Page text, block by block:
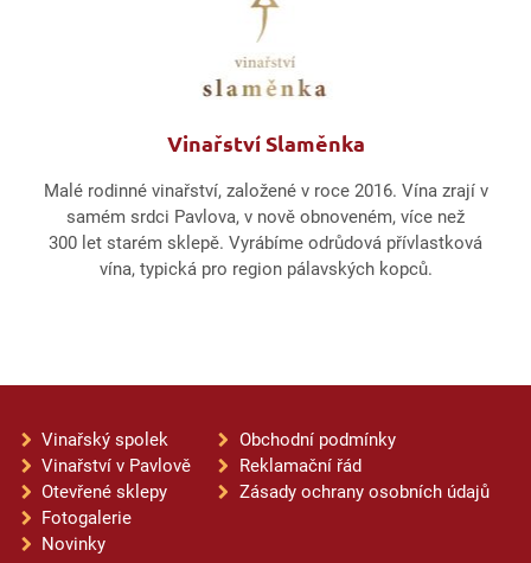
Vinařství Slaměnka
Malé rodinné vinařství, založené v roce 2016. Vína zrají v
samém srdci Pavlova, v nově obnoveném, více než
300 let starém sklepě. Vyrábíme odrůdová přívlastková
vína, typická pro region pálavských kopců.
Vinařský spolek
Vinařství v Pavlově
Otevřené sklepy
Fotogalerie
Novinky
Obchodní podmínky
Reklamační řád
Zásady ochrany osobních údajů